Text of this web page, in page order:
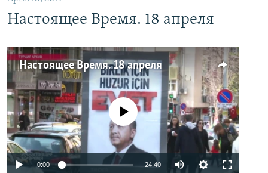
Настоящее Время. 18 апреля
Настоящее Время. 18 апреля
No media source currently available
0:00 24:40